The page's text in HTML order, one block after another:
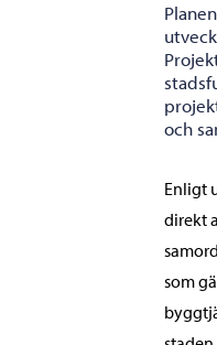
och
Enligt
direkt
som